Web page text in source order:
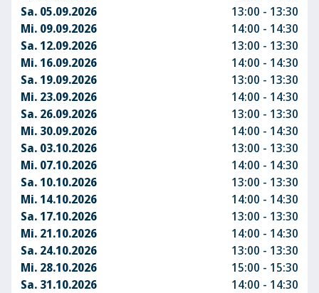
Sa. 05.09.2026
13:00 - 13:30
Mi. 09.09.2026
14:00 - 14:30
Sa. 12.09.2026
13:00 - 13:30
Mi. 16.09.2026
14:00 - 14:30
Sa. 19.09.2026
13:00 - 13:30
Mi. 23.09.2026
14:00 - 14:30
Sa. 26.09.2026
13:00 - 13:30
Mi. 30.09.2026
14:00 - 14:30
Sa. 03.10.2026
13:00 - 13:30
Mi. 07.10.2026
14:00 - 14:30
Sa. 10.10.2026
13:00 - 13:30
Mi. 14.10.2026
14:00 - 14:30
Sa. 17.10.2026
13:00 - 13:30
Mi. 21.10.2026
14:00 - 14:30
Sa. 24.10.2026
13:00 - 13:30
Mi. 28.10.2026
15:00 - 15:30
Sa. 31.10.2026
14:00 - 14:30